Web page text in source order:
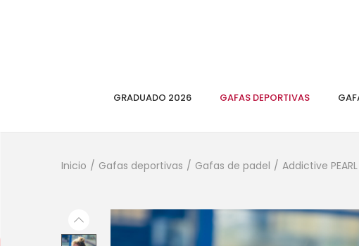
GRADUADO 2026 GAFAS DEPORTIVAS
Inicio / Gafas deportivas / Gafas de padel / Addictive PEARL